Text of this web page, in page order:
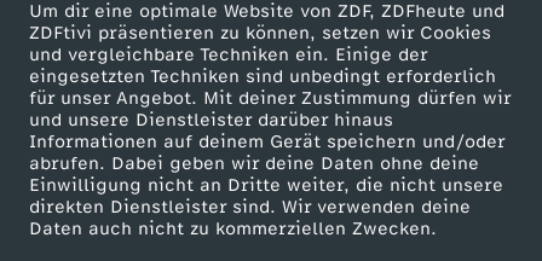
Um dir eine optimale Website von ZDF, ZDFheute und
ZDFtivi präsentieren zu können, setzen wir Cookies
und vergleichbare Techniken ein. Einige der
eingesetzten Techniken sind unbedingt erforderlich
für unser Angebot. Mit deiner Zustimmung dürfen wir
und unsere Dienstleister darüber hinaus
Informationen auf deinem Gerät speichern und/oder
abrufen. Dabei geben wir deine Daten ohne deine
Einwilligung nicht an Dritte weiter, die nicht unsere
direkten Dienstleister sind. Wir verwenden deine
Daten auch nicht zu kommerziellen Zwecken.
Mehr ZDF
ZDF-Apps
Smart TV
ZDFtext
Service
ZDFmitreden
Kontakt zum ZDF
Tickets